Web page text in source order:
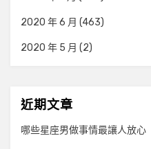
2020 年 6 月 (463)
2020 年 5 月 (2)
近期文章
哪些星座男做事情最讓人放心